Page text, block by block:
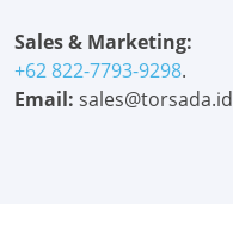
Sales & Marketing:
+62 822-7793-9298.
Email: sales@torsada.id